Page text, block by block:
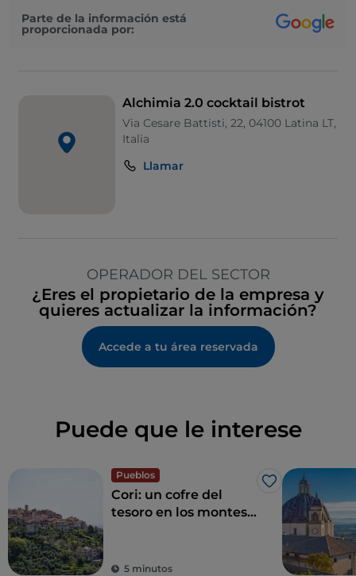
Parte de la información está
proporcionada por:
Alchimia 2.0 cocktail bistrot
Via Cesare Battisti, 22, 04100 Latina LT,
Italia
Llamar
OPERADOR DEL SECTOR
¿Eres el propietario de la empresa y
quieres actualizar la información?
Accede a tu área reservada
Puede que le interese
Pueblos
Me gusta
Cori: un cofre del
tesoro en los montes
5 minutos